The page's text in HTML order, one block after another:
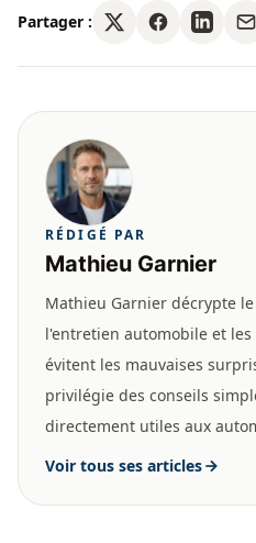
Partager :
RÉDIGÉ PAR
Mathieu Garnier
Mathieu Garnier décrypte
l'entretien automobile et
évitent les mauvaises
privilégie des conseils
directement utiles aux
Voir tous ses articles